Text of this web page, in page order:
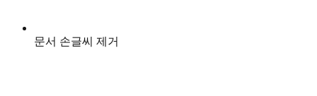
문서 손글씨 제거